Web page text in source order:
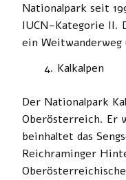
Nationalpark seit
IUCN-Kategorie II.
ein Weitwanderweg
Kalkalpen
Der Nationalpark
Oberösterreich. Er
beinhaltet das
Reichraminger